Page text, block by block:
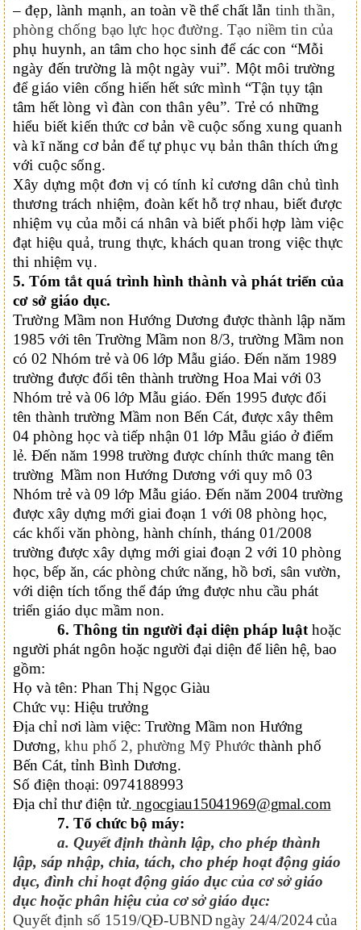
– đẹp, lành mạnh, an toàn về thể chất lẫn tinh thần,
phòng chống bạo lực học đường. Tạo niềm tin của
phụ huynh, an tâm cho học sinh để các con “Mỗi
ngày đến trường là một ngày vui”. Một môi trường
để giáo viên cống hiến hết sức mình “Tận tụy tận
tâm hết lòng vì đàn con thân yêu”. Trẻ có những
hiểu biết kiến thức cơ bản về cuộc sống xung quanh
và kĩ năng cơ bản để tự phục vụ bản thân thích ứng
với cuộc sống.
Xây dựng một đơn vị có tính kỉ cương dân chủ tình
thương trách nhiệm, đoàn kết hỗ trợ nhau, biết được
nhiệm vụ của mỗi cá nhân và biết phối hợp làm việc
đạt hiệu quả, trung thực, khách quan trong việc thực
thi nhiệm vụ.
5. Tóm tắt quá trình hình thành và phát triển của
cơ sở giáo dục.
Trường Mầm non Hướng Dương được thành lập năm
1985 với tên Trường Mầm non 8/3, trường Mầm non
có 02 Nhóm trẻ và 06 lớp Mẫu giáo. Đến năm 1989
trường được đổi tên thành trường Hoa Mai với 03
Nhóm trẻ và 06 lớp Mẫu giáo. Đến 1995 được đổi
tên thành trường Mầm non Bến Cát, được xây thêm
04 phòng học và tiếp nhận 01 lớp Mẫu giáo ở điểm
lẻ. Đến năm 1998 trường được chính thức mang tên
trường Mầm non Hướng Dương với quy mô 03
Nhóm trẻ và 09 lớp Mẫu giáo. Đến năm 2004 trường
được xây dựng mới giai đoạn 1 với 08 phòng học,
các khối văn phòng, hành chính, tháng 01/2008
trường được xây dựng mới giai đoạn 2 với 10 phòng
học, bếp ăn, các phòng chức năng, hồ bơi, sân vườn,
với diện tích tổng thểđáp ứng được nhu cầu phát
triển giáo dục mầm non.
6. Thông tin người đại diện pháp luật hoặc
người phát ngôn hoặc người đại diện để liên hệ, bao
gồm:
Họ và tên: Phan Thị Ngọc Giàu
Chức vụ: Hiệu trưởng
Địa chỉ nơi làm việc: Trường Mầm non Hướng
Dương, khu phố 2, phường Mỹ Phước thành phố
Bến Cát, tỉnh Bình Dương.
Số điện thoại: 0974188993
Địa chỉ thư điện tử. ngocgiau15041969@gmal.com
7. Tổ chức bộ máy:
a. Quyết định thành lập, cho phép thành
lập, sáp nhập, chia, tách, cho phép hoạt động giáo
dục, đình chỉ hoạt động giáo dục của cơ sở giáo
dục hoặc phân hiệu của cơ sở giáo dục:
Quyết định số 1519/QĐ-UBNDngày 24/4/2024của